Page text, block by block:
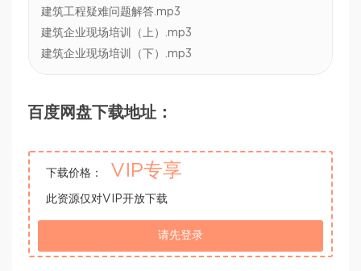
建筑工程疑难问题解答.mp3
建筑企业现场培训（上）.mp3
建筑企业现场培训（下）.mp3
百度网盘下载地址：
下载价格： VIP专享
此资源仅对VIP开放下载
请先登录